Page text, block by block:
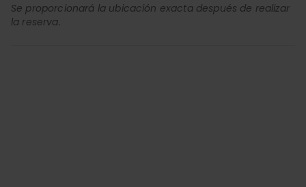
Se proporcionará la ubicación exacta después de realizar
la reserva.